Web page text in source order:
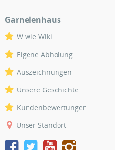
Garnelenhaus
W wie Wiki
Eigene Abholung
Auszeichnungen
Unsere Geschichte
Kundenbewertungen
Unser Standort